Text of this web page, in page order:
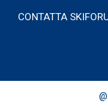
CONTATTA